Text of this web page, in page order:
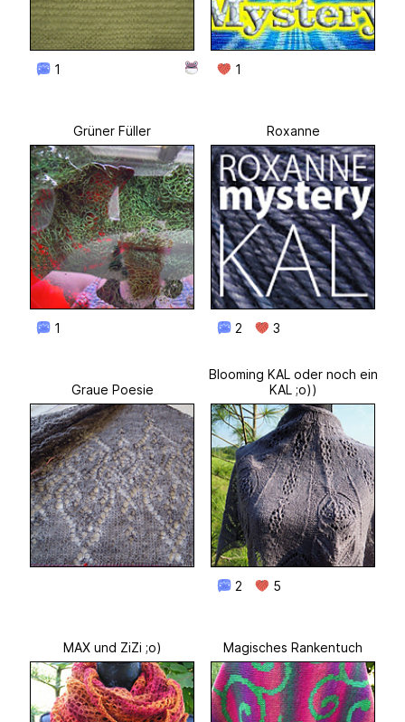
1 1
Grüner Füller
1
Roxanne
2 3
Graue Poesie
Blooming KAL oder noch ein
KAL ;o))
2 5
MAX und ZiZi ;o) Magisches Rankentuch